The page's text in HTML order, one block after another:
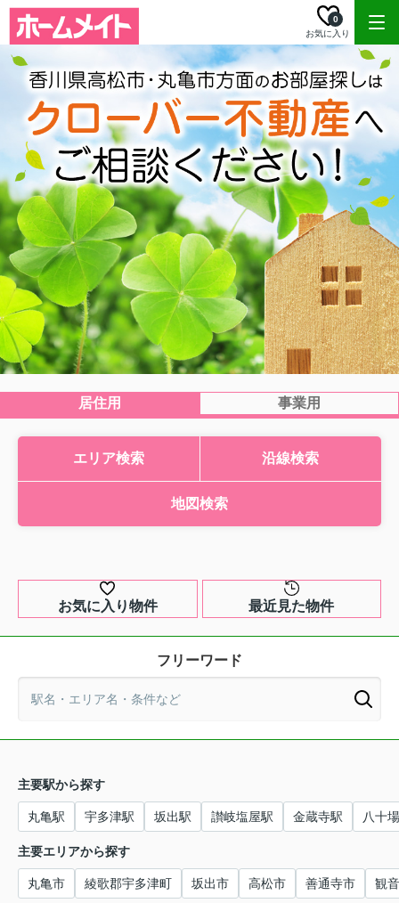
お気に入り
0
居住用 事業用
エリア検索 沿線検索
地図検索
お気に入り物件 最近見た物件
フリーワード
主要駅から探す
丸亀駅 宇多津駅 坂出駅 讃岐塩屋駅 金蔵寺駅 八十
主要エリアから探す
丸亀市 綾歌郡宇多津町 坂出市 高松市 善通寺市 観